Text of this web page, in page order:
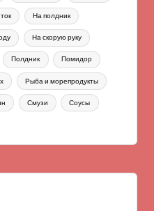
На полдник
На скорую руку
Полдник Помидор
Рыба и морепродукты
Смузи Соусы